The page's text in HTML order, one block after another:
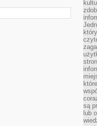
są
lub